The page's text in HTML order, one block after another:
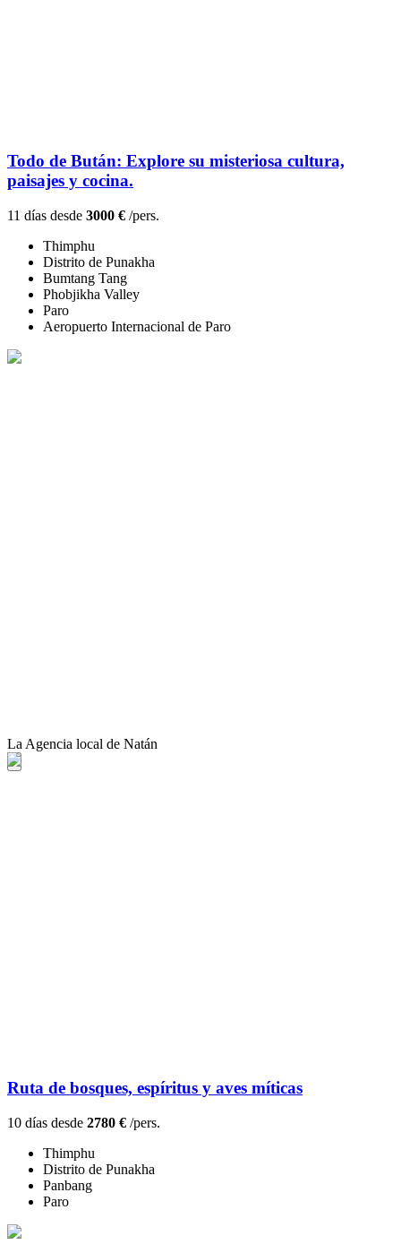
Todo de Bután: Explore su misteriosa cultura,
paisajes y cocina.
11 días desde 3000 € /pers.
Thimphu
Distrito de Punakha
Bumtang Tang
Phobjikha Valley
Paro
Aeropuerto Internacional de Paro
La Agencia local de Natán
Ruta de bosques, espíritus y aves míticas
10 días desde 2780 € /pers.
Thimphu
Distrito de Punakha
Panbang
Paro